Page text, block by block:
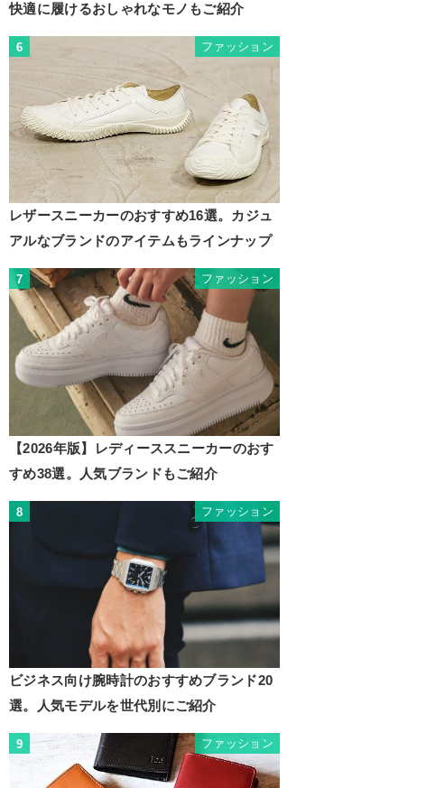
快適に履けるおしゃれなモノもご紹介
6 ファッション
レザースニーカーのおすすめ16選。カジュ
アルなブランドのアイテムもラインナップ
7 ファッション
【2026年版】レディーススニーカーのおす
すめ38選。人気ブランドもご紹介
8 ファッション
ビジネス向け腕時計のおすすめブランド20
選。人気モデルを世代別にご紹介
9 ファッション